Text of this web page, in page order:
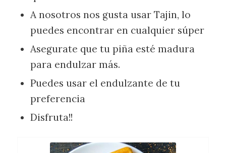
A nosotros nos gusta usar Tajin, lo
puedes encontrar en cualquier súper
Asegurate que tu piña esté madura
para endulzar más.
Puedes usar el endulzante de tu
preferencia
Disfruta!!